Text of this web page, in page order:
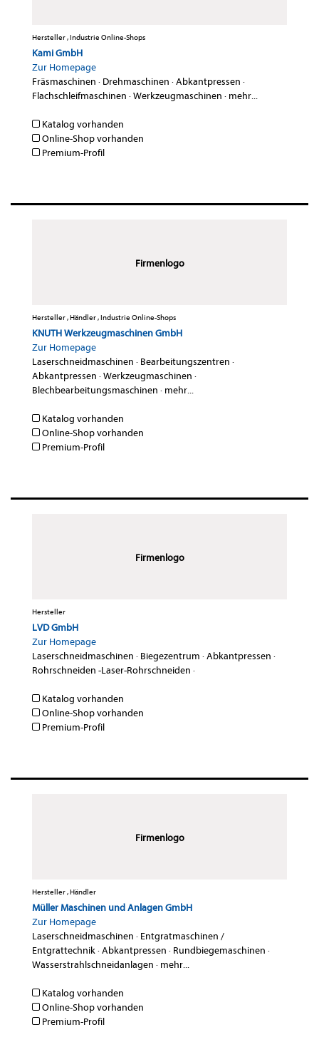
Hersteller , Industrie Online-Shops
Kami GmbH
Zur Homepage
Fräsmaschinen · Drehmaschinen ·Abkantpressen ·
Flachschleifmaschinen ·Werkzeugmaschinen · mehr...
Katalog vorhanden
Online-Shop vorhanden
Premium-Profil
Firmenlogo
Hersteller , Händler , Industrie Online-Shops
KNUTH Werkzeugmaschinen GmbH
Zur Homepage
Laserschneidmaschinen · Bearbeitungszentren ·
Abkantpressen ·Werkzeugmaschinen ·
Blechbearbeitungsmaschinen · mehr...
Katalog vorhanden
Online-Shop vorhanden
Premium-Profil
Firmenlogo
Hersteller
LVD GmbH
Zur Homepage
Laserschneidmaschinen · Biegezentrum ·Abkantpressen ·
Rohrschneiden -Laser-Rohrschneiden ·
Katalog vorhanden
Online-Shop vorhanden
Premium-Profil
Firmenlogo
Hersteller , Händler
Müller Maschinen und Anlagen GmbH
Zur Homepage
Laserschneidmaschinen · Entgratmaschinen /
Entgrattechnik·Abkantpressen · Rundbiegemaschinen ·
Wasserstrahlschneidanlagen · mehr...
Katalog vorhanden
Online-Shop vorhanden
Premium-Profil